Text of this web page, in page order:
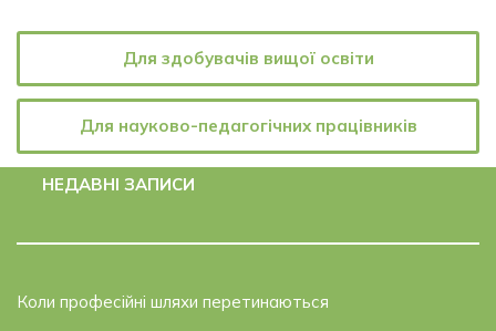
Для здобувачів вищої освіти
Для науково-педагогічних працівників
НЕДАВНІ ЗАПИСИ
Коли професійні шляхи перетинаються